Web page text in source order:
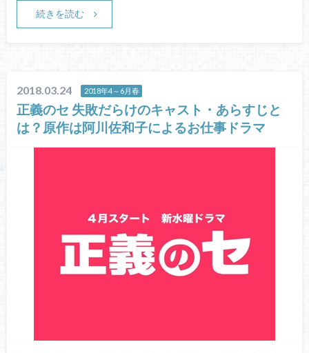
続きを読む
2018.03.24 2018年4～6月春
正義のセ 失敗だらけのキャスト・あらすじと
は？原作は阿川佐和子によるお仕事ドラマ